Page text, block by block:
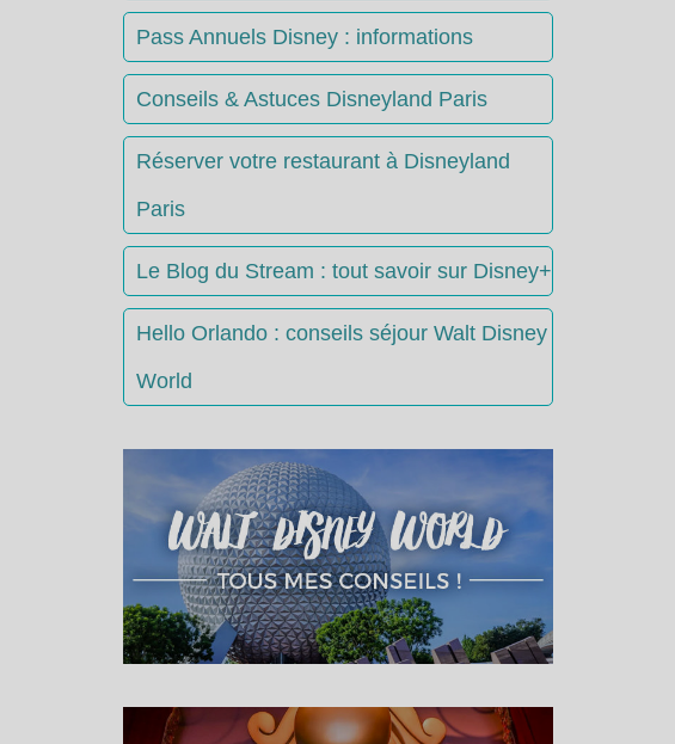
Pass Annuels Disney : informations
Conseils & Astuces Disneyland Paris
Réserver votre restaurant à Disneyland
Paris
Le Blog du Stream : tout savoir sur Disney+
Hello Orlando : conseils séjour Walt Disney
World